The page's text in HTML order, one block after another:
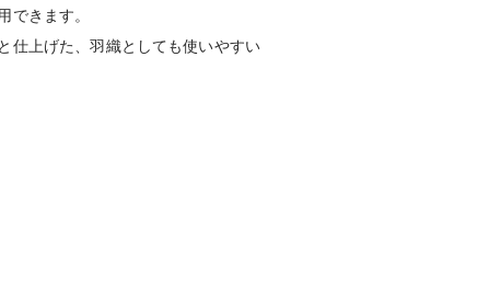
：S モデル身長：163cm
できます。
仕上げた、羽織としても使いやすい